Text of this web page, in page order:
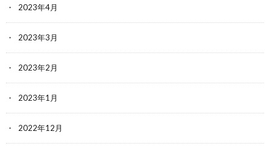
2023年4月
2023年3月
2023年2月
2023年1月
2022年12月